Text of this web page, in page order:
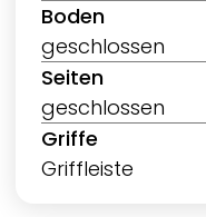
Boden
geschlossen
Seiten
geschlossen
Griffe
Griffleiste